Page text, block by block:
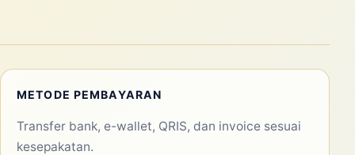
METODE PEMBAYARAN
Transfer bank, e-wallet, QRIS, dan invoice sesuai
kesepakatan.